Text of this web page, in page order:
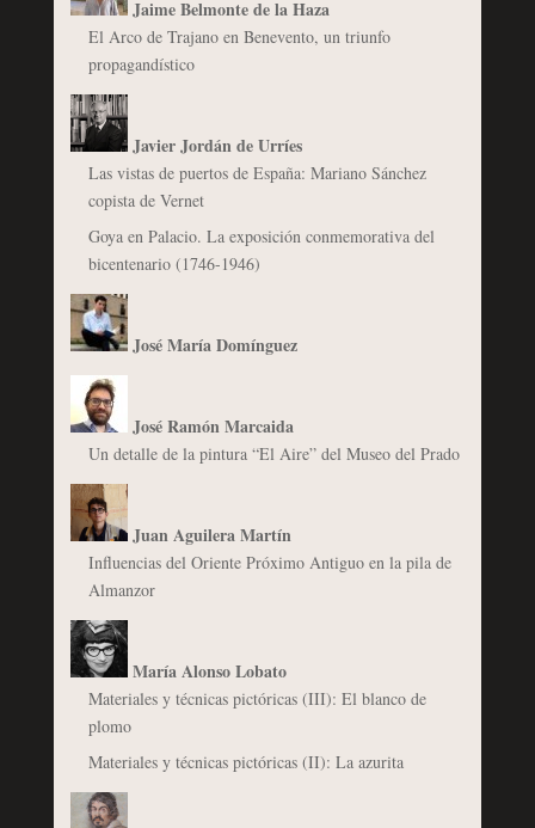
Jaime Belmonte de la Haza
El Arco de Trajano en Benevento, un triunfo
propagandístico
Javier Jordán de Urríes
Las vistas de puertos de España: Mariano Sánchez
copista de Vernet
Goya en Palacio. La exposición conmemorativa del
bicentenario (1746-1946)
José María Domínguez
José Ramón Marcaida
Un detalle de la pintura “El Aire” del Museo del Prado
Juan Aguilera Martín
Influencias del Oriente Próximo Antiguo en la pila de
Almanzor
María Alonso Lobato
Materiales y técnicas pictóricas (III): El blanco de
plomo
Materiales y técnicas pictóricas (II): La azurita